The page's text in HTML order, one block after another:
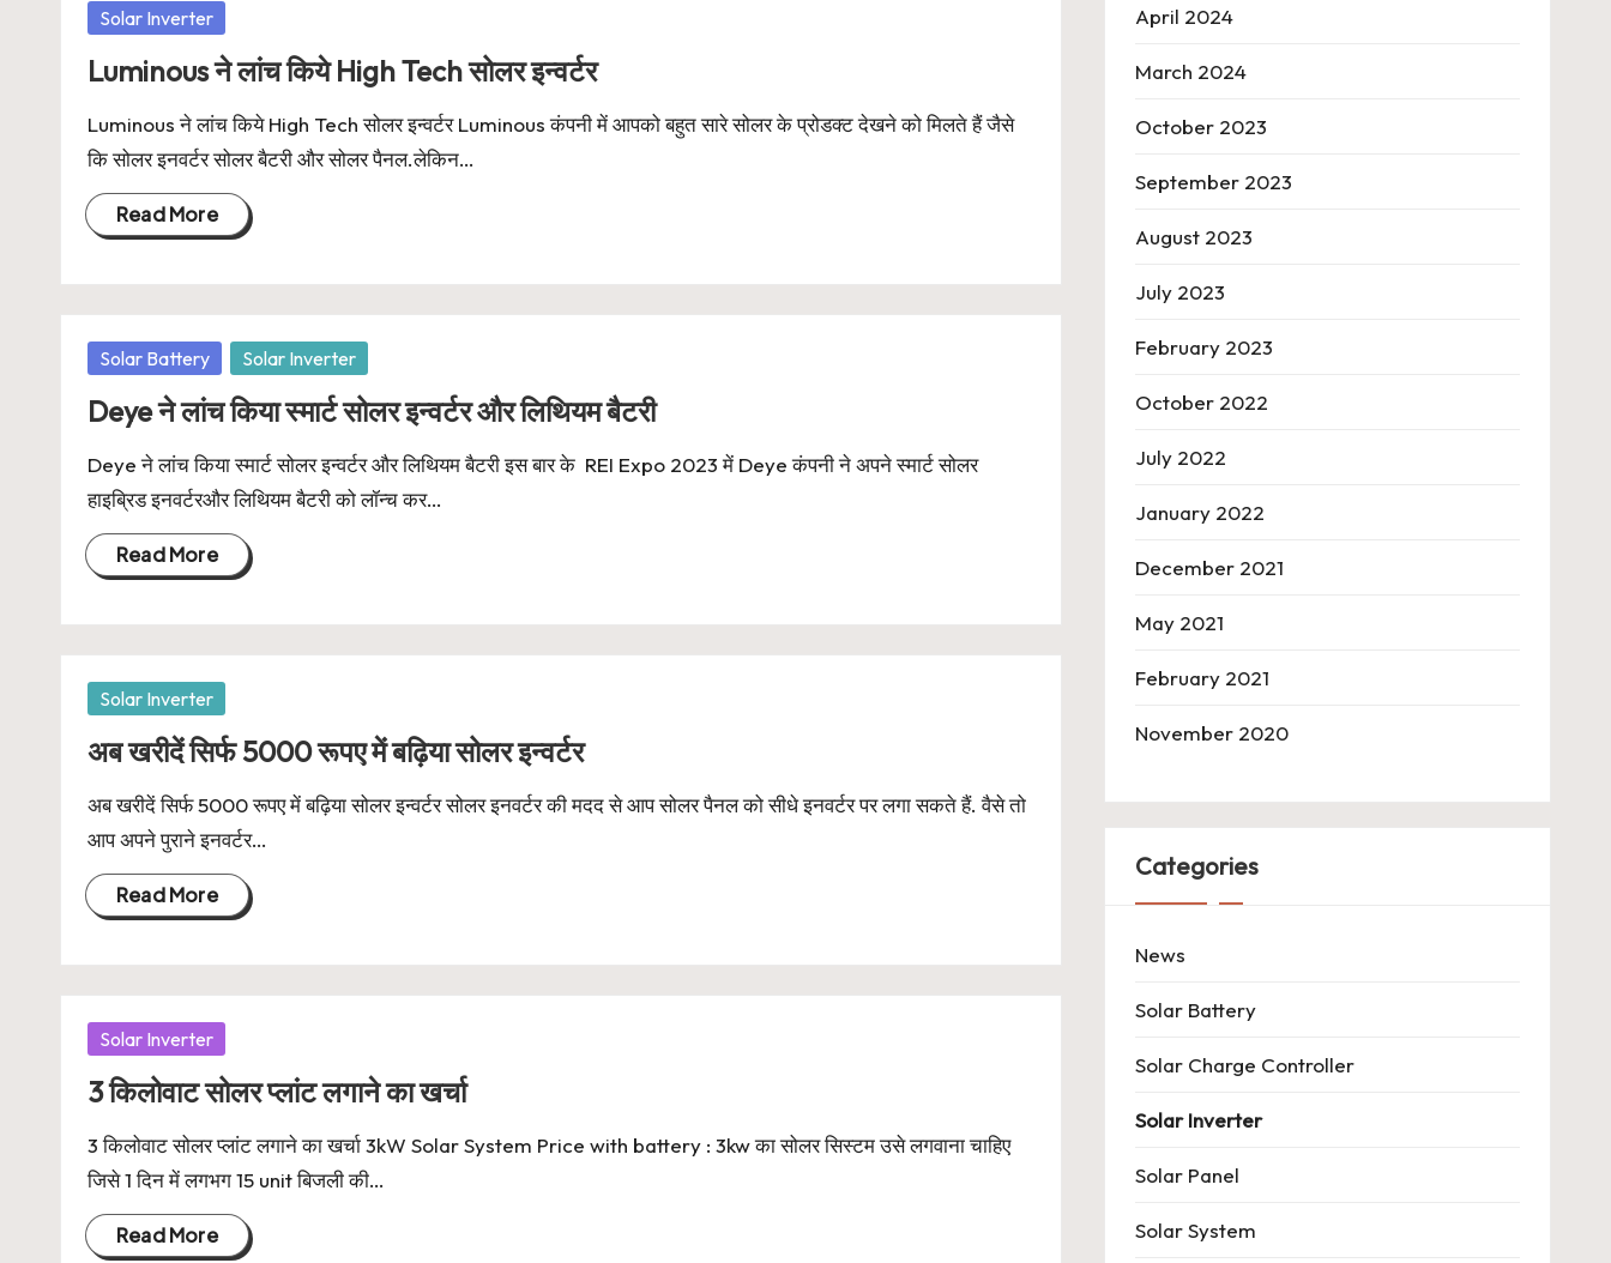
Posted
Solar Inverter
Luminous ने लांच किये High Tech सोलर इन्वर्टर
Luminous ने लांच किये High Tech सोलर इन्वर्टर Luminous कंपनी में आपको बहुत सारे सोलर के प्रोडक्ट देखने को मिलते हैं जैसे
कि सोलर इनवर्टर सोलर बैटरी और सोलर पैनल.लेकिन…
Read More
Posted
Solar Battery Solar Inverter
Deye ने लांच किया स्मार्ट सोलर इन्वर्टर और लिथियम बैटरी
Deye ने लांच किया स्मार्ट सोलर इन्वर्टर और लिथियम बैटरी इस बार के REI Expo 2023 में Deye कंपनी ने अपने स्मार्ट सोलर
हाइब्रिड इनवर्टरऔर लिथियम बैटरी को लॉन्च कर…
Read More
Posted
Solar Inverter
अब खरीदें सिर्फ 5000 रूपए में बढ़िया सोलर इन्वर्टर
अब खरीदें सिर्फ 5000 रूपए में बढ़िया सोलर इन्वर्टर सोलर इनवर्टर की मदद से आप सोलर पैनल को सीधे इनवर्टर पर लगा सकते हैं. वैसे तो
आप अपने पुराने इनवर्टर…
Read More
Posted
Solar Inverter
3 किलोवाट सोलर प्लांट लगाने का खर्चा
3 किलोवाट सोलर प्लांट लगाने का खर्चा 3kW Solar System Price with battery : 3kw का सोलर सिस्टम उसे लगवाना चाहिए
जिसे 1 दिन में लगभग 15 unit बिजली की…
Read More
April 2024
March 2024
October 2023
September 2023
August 2023
July 2023
February 2023
October 2022
July 2022
January 2022
December 2021
May 2021
February 2021
November 2020
Categories
News
Solar Battery
Solar Charge Controller
Solar Inverter
Solar Panel
Solar System